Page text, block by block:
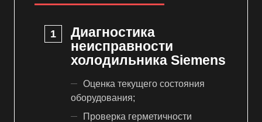
Диагностика
неисправности
холодильника Siemens
Оценка текущего состояния
оборудования;
Проверка герметичности